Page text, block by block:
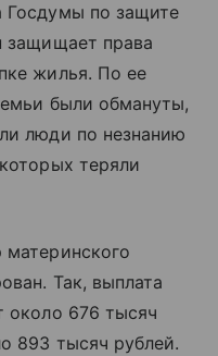
Госдумы по защите
защищает права
жилья. По ее
были обмануты,
люди по незнанию
теряли
Так, выплата
около 676 тысяч
893 тысяч рублей.